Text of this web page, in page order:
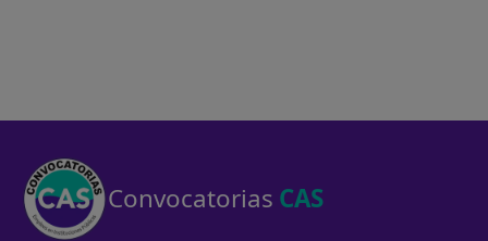
Convocatorias CAS